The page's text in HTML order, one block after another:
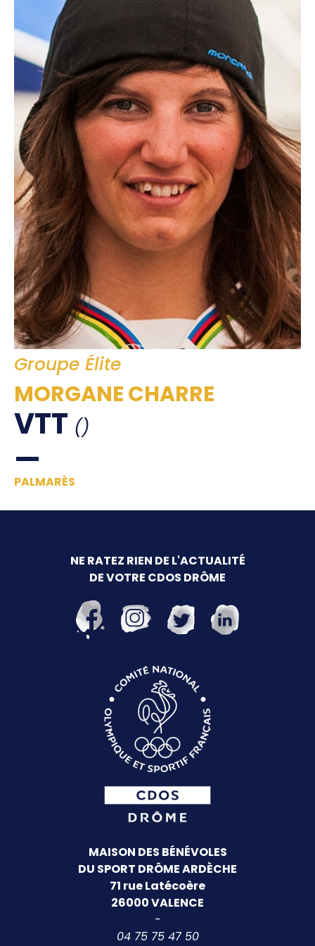
Club 2024 - Fan zone
SERVICES & OUTILS
Prêt de matériel
Boite à outils
Mon club près de chez moi
Responsabilité Sociétale
Calcul coût de l'emploi
Ressources pédagogiques
Bourses aux bénévoles
Fiches Conseils
ACTUALITÉS
Offre d'emploi
Financement
Institutions
Haut Niveau
Divers
Groupe Élite
MORGANE CHARRE
VTT ()
PALMARÈS
NE RATEZ RIEN DE L'ACTUALITÉ
DE VOTRE CDOS DRÔME
MAISON DES BÉNÉVOLES
DU SPORT DRÔME ARDÈCHE
71 rue Latécoère
26000 VALENCE
-
04 75 75 47 50